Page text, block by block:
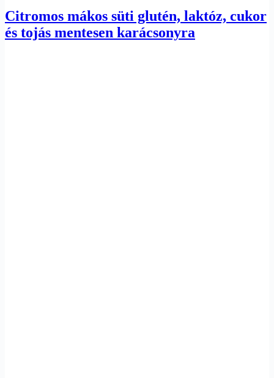
Citromos mákos süti glutén, laktóz, cukor
és tojás mentesen karácsonyra